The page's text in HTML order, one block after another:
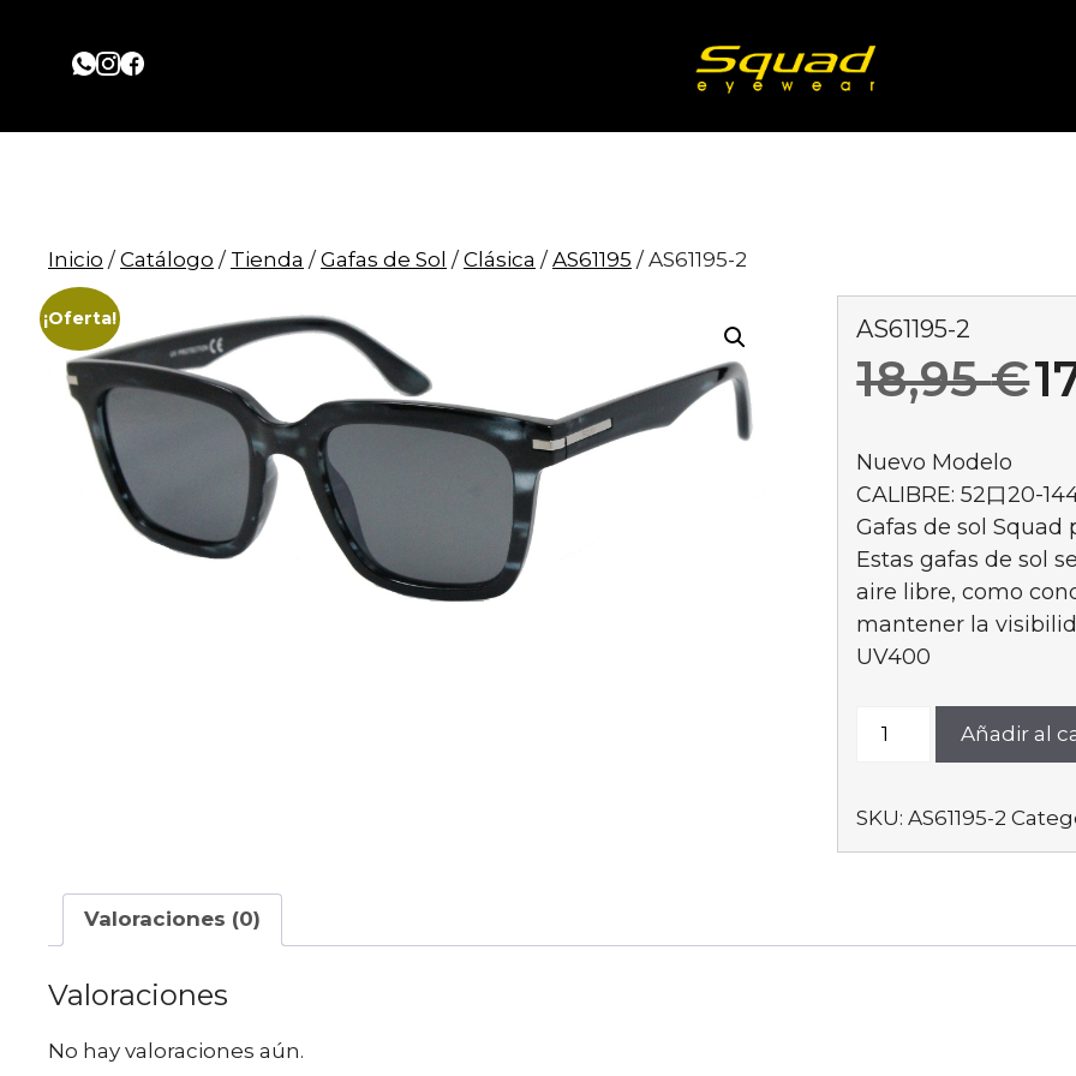
contenido
Inicio / Catálogo / Tienda / Gafas de Sol / Clásica / AS61195 / AS61195-2
¡Oferta! AS61195-2
18,95€
Nuevo Modelo
CALIBRE: 52口20-
Gafas de sol
Estas gafas de sol
aire libre, como
mantener la
UV400
Añadir al
SKU:AS61195-2
Valoraciones (0)
Valoraciones
No hay valoraciones aún.